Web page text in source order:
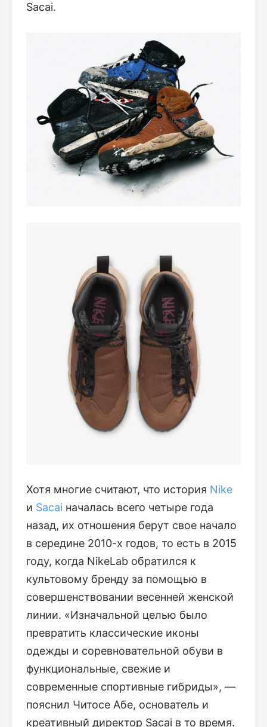
Sacai.
Хотя многие считают, что история Nike
и Sacai началась всего четыре года
назад, их отношения берут свое начало
в середине 2010-х годов, то есть в 2015
году, когда NikeLab обратился к
культовому бренду за помощью в
совершенствовании весенней женской
линии. «Изначальной целью было
превратить классические иконы
одежды и соревновательной обуви в
функциональные, свежие и
современные спортивные гибриды», —
пояснил Читосе Абе, основатель и
креативный директор Sacai в то время.